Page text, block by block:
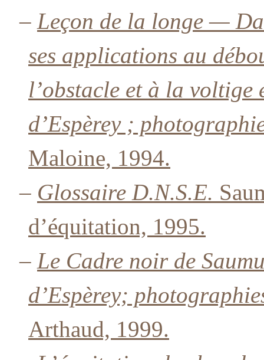
– Leçon de la longe —
ses applications au
l’obstacle et à la
d’Espèrey ;
Maloine, 1994.
– Glossaire D.N.S.E.
d’équitation, 1995.
– Le Cadre noir de
d’Espèrey;
Arthaud, 1999.